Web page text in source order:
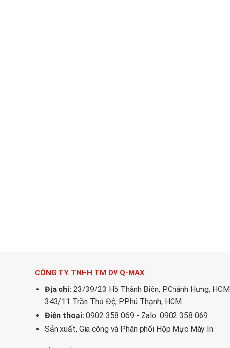
CÔNG TY TNHH TM DV Q-MAX
Địa chỉ: 23/39/23 Hồ Thành Biên, P.Chánh Hưng, HCM
343/11 Trần Thủ Độ, P.Phú Thạnh, HCM
Điện thoại: 0902 358 069 - Zalo: 0902 358 069
Sản xuất, Gia công và Phân phối Hộp Mực Máy In